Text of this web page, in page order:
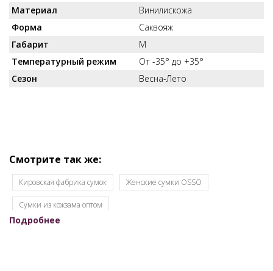
Материал
Винилискожа
Форма
Саквояж
Габарит
M
Температурный режим
От -35° до +35°
Сезон
Весна-Лето
Смотрите так же:
Кировская фабрика сумок Женские сумки OSSO
Cумки из кожзама оптом
Женские сумки кировского производства
Подробнее